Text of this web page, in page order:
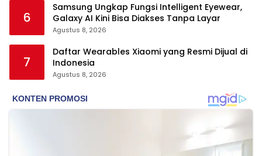
6
Samsung Ungkap Fungsi Intelligent Eyewear,
Galaxy AI Kini Bisa Diakses Tanpa Layar
Agustus 8, 2026
7
Daftar Wearables Xiaomi yang Resmi Dijual di
Indonesia
Agustus 8, 2026